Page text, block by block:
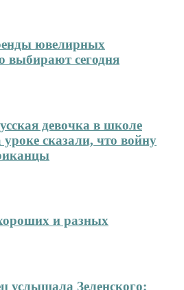
ювелирных
выбирают сегодня
девочка в школе
сказали, что войну
и разных
услышала Зеленского: